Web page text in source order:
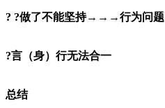
? ?做了不能坚持→→→行为问题
?言（身）行无法合一
总结